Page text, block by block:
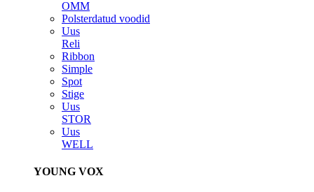
OMM
Polsterdatud voodid
Uus
Reli
Ribbon
Simple
Spot
Stige
Uus
STOR
Uus
WELL
YOUNG VOX